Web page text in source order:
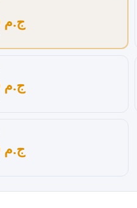
6,093.0 ج.م
5,222.0 ج.م
2,901.0 ج.م